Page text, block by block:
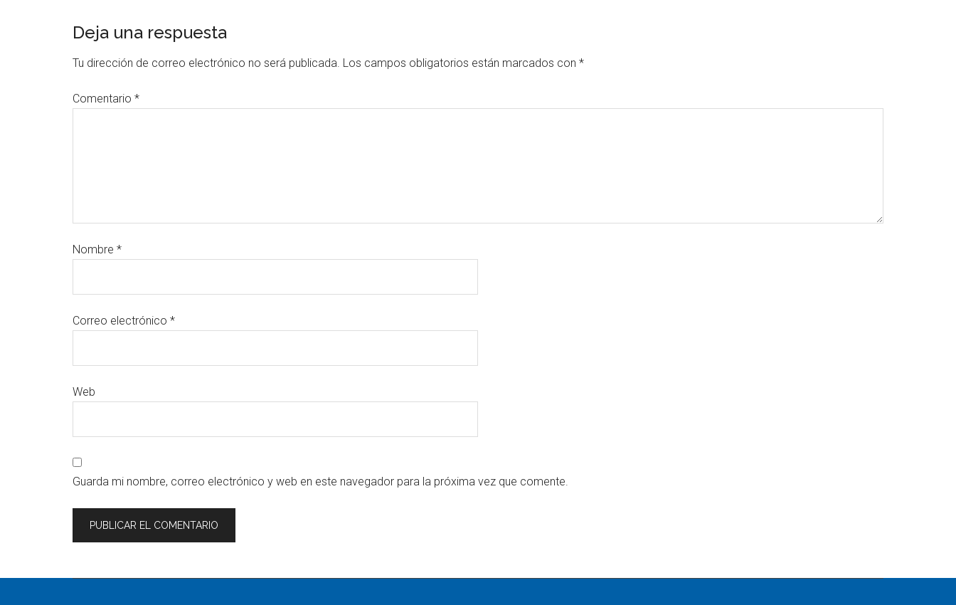
Deja una respuesta
Tu dirección de correo electrónico no será publicada. Los campos obligatorios están marcados con *
Comentario *
Nombre *
Correo electrónico *
Web
Guarda mi nombre, correo electrónico y web en este navegador para la próxima vez que comente.